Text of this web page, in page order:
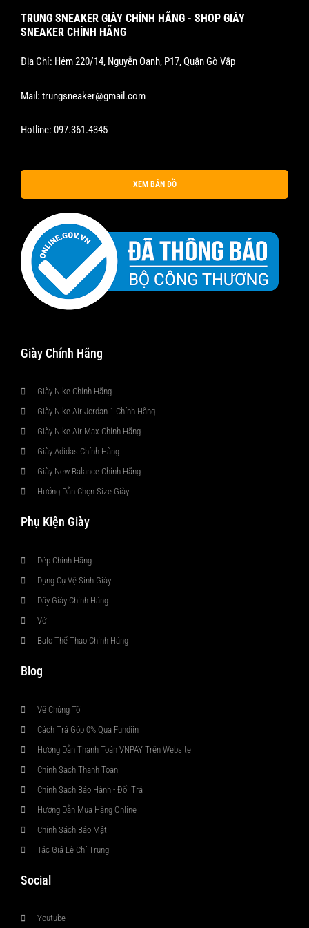
TRUNG SNEAKER GIÀY CHÍNH HÃNG - SHOP GIÀY
SNEAKER CHÍNH HÃNG
Địa Chỉ: Hẻm 220/14, Nguyễn Oanh, P17, Quận Gò Vấp
Mail: trungsneaker@gmail.com
Hotline: 097.361.4345
XEM BẢN ĐỒ
Giày Chính Hãng
Giày Nike Chính Hãng
Giày Nike Air Jordan 1 Chính Hãng
Giày Nike Air Max Chính Hãng
Giày Adidas Chính Hãng
Giày New Balance Chính Hãng
Hướng Dẫn Chọn Size Giày
Phụ Kiện Giày
Dép Chính Hãng
Dụng Cụ Vệ Sinh Giày
Dây Giày Chính Hãng
Vớ
Balo Thể Thao Chính Hãng
Blog
Về Chúng Tôi
Cách Trả Góp 0% Qua Fundiin
Hướng Dẫn Thanh Toán VNPAY Trên Website
Chính Sách Thanh Toán
Chính Sách Bảo Hành - Đổi Trả
Hướng Dẫn Mua Hàng Online
Chính Sách Bảo Mật
Tác Giả Lê Chí Trung
Social
Youtube